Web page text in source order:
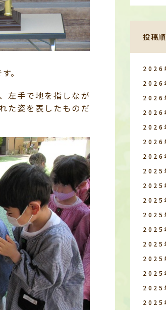
。
左手で地を指しなが
た姿を表したものだ
投稿順
2026
2026
2026
2026
2026
2026
2026
2025
2025
2025
2025
2025
2025
2025
2025
2025
2025